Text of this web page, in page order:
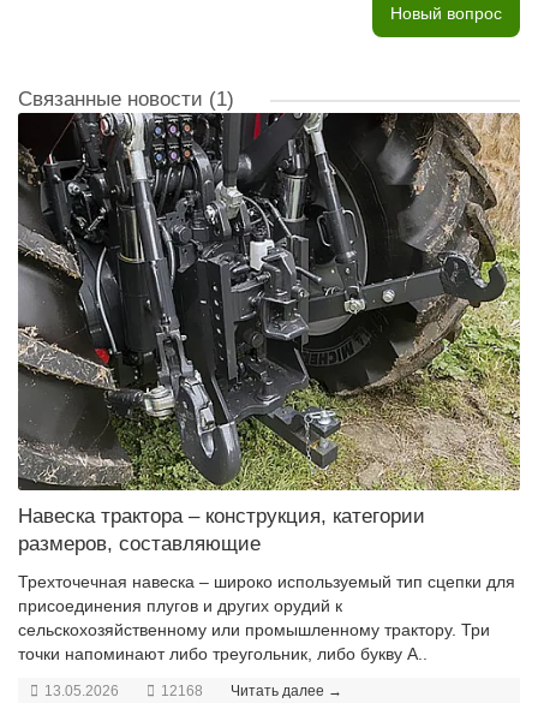
Новый вопрос
Связанные новости (1)
Навеска трактора – конструкция, категории
размеров, составляющие
Трехточечная навеска – широко используемый тип сцепки для
присоединения плугов и других орудий к
сельскохозяйственному или промышленному трактору. Три
точки напоминают либо треугольник, либо букву А..
13.05.2026 12168 Читать далее →